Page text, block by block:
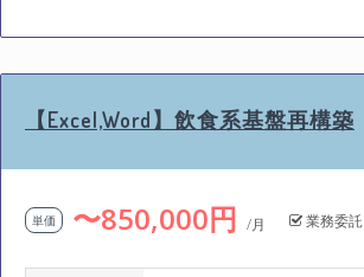
【Excel,Word】飲食系基盤再構築
単価 〜850,000円 /月 業務委託